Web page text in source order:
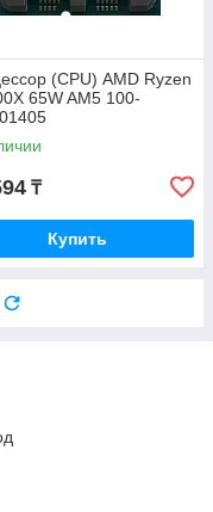
(CPU) AMD Ryzen
65W AM5 100-
₸
Купить